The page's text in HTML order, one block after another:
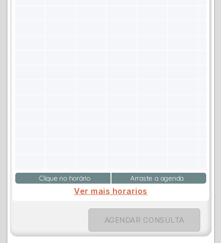
Clique no horário Arraste a agenda
Ver mais horarios
AGENDAR CONSULTA